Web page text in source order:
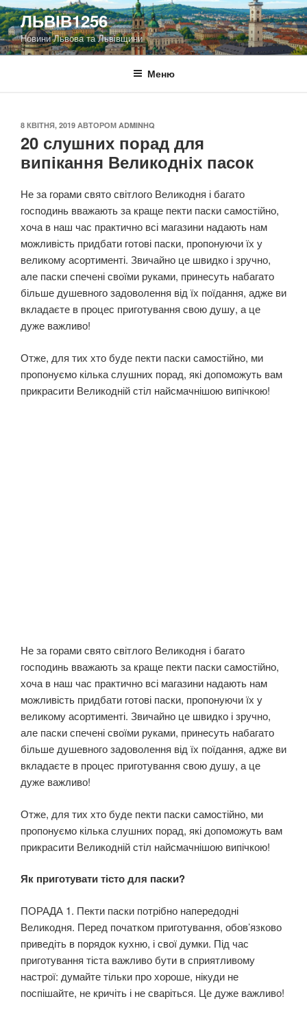
Перейти
до
вмісту
ЛЬВІВ1256
Новини Львова та Львівщини
Меню
ОПУБЛІКОВАНО
8 КВІТНЯ, 2019 АВТОРОМ ADMINHQ
20 слушних порад для
випікання Великодніх пасок
Не за горами свято світлого Великодня і багато
господинь вважають за краще пекти паски самостійно,
хоча в наш час практично всі магазини надають нам
можливість придбати готові паски, пропонуючи їх у
великому асортименті. Звичайно це швидко і зручно,
але паски спечені своїми руками, принесуть набагато
більше душевного задоволення від їх поїдання, адже ви
вкладаєте в процес приготування свою душу, а це
дуже важливо!
Отже, для тих хто буде пекти паски самостійно, ми
пропонуємо кілька слушних порад, які допоможуть вам
прикрасити Великодній стіл найсмачнішою випічкою!
Не за горами свято світлого Великодня і багато
господинь вважають за краще пекти паски самостійно,
хоча в наш час практично всі магазини надають нам
можливість придбати готові паски, пропонуючи їх у
великому асортименті. Звичайно це швидко і зручно,
але паски спечені своїми руками, принесуть набагато
більше душевного задоволення від їх поїдання, адже ви
вкладаєте в процес приготування свою душу, а це
дуже важливо!
Отже, для тих хто буде пекти паски самостійно, ми
пропонуємо кілька слушних порад, які допоможуть вам
прикрасити Великодній стіл найсмачнішою випічкою!
Як приготувати тісто для паски?
ПОРАДА 1. Пекти паски потрібно напередодні
Великодня. Перед початком приготування, обов’язково
приведіть в порядок кухню, і свої думки. Під час
приготування тіста важливо бути в сприятливому
настрої: думайте тільки про хороше, нікуди не
поспішайте, не кричіть і не сваріться. Це дуже важливо!